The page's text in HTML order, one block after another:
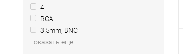
4
RCA
3.5mm, BNC
показать еще